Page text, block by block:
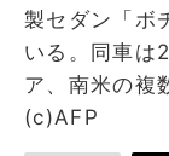
製セダン「ボ
いる。同車は
ア、南米の複
(c)AFP